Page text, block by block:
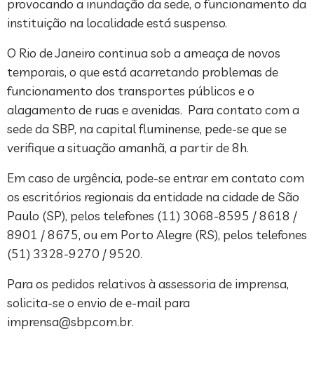
provocando a inundação da sede, o funcionamento da
instituição na localidade está suspenso.
O Rio de Janeiro continua sob a ameaça de novos
temporais, o que está acarretando problemas de
funcionamento dos transportes públicos e o
alagamento de ruas e avenidas. Para contato com a
sede da SBP, na capital fluminense, pede-se que se
verifique a situação amanhã, a partir de 8h.
Em caso de urgência, pode-se entrar em contato com
os escritórios regionais da entidade na cidade de São
Paulo (SP), pelos telefones (11) 3068-8595 / 8618 /
8901 / 8675, ou em Porto Alegre (RS), pelos telefones
(51) 3328-9270 / 9520.
Para os pedidos relativos à assessoria de imprensa,
solicita-se o envio de e-mail para
imprensa@sbp.com.br.